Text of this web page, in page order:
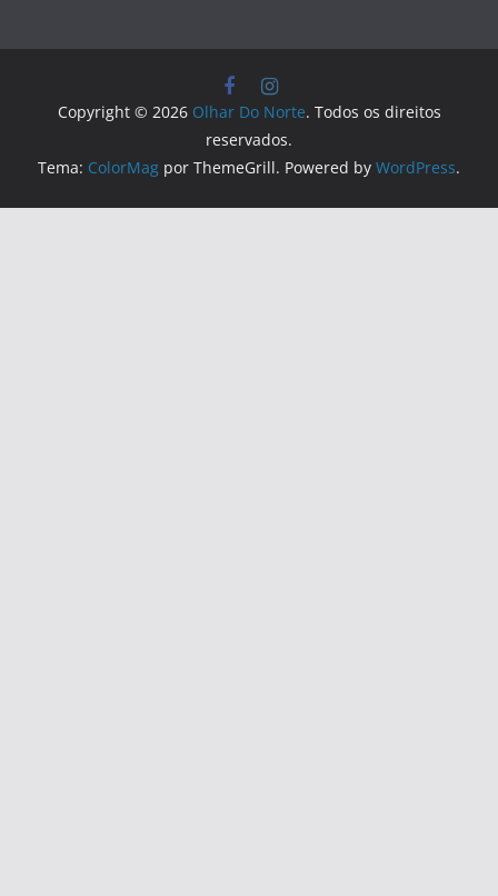
Copyright © 2026 Olhar Do Norte. Todos os direitos
reservados.
Tema: ColorMag por ThemeGrill. Powered by WordPress.